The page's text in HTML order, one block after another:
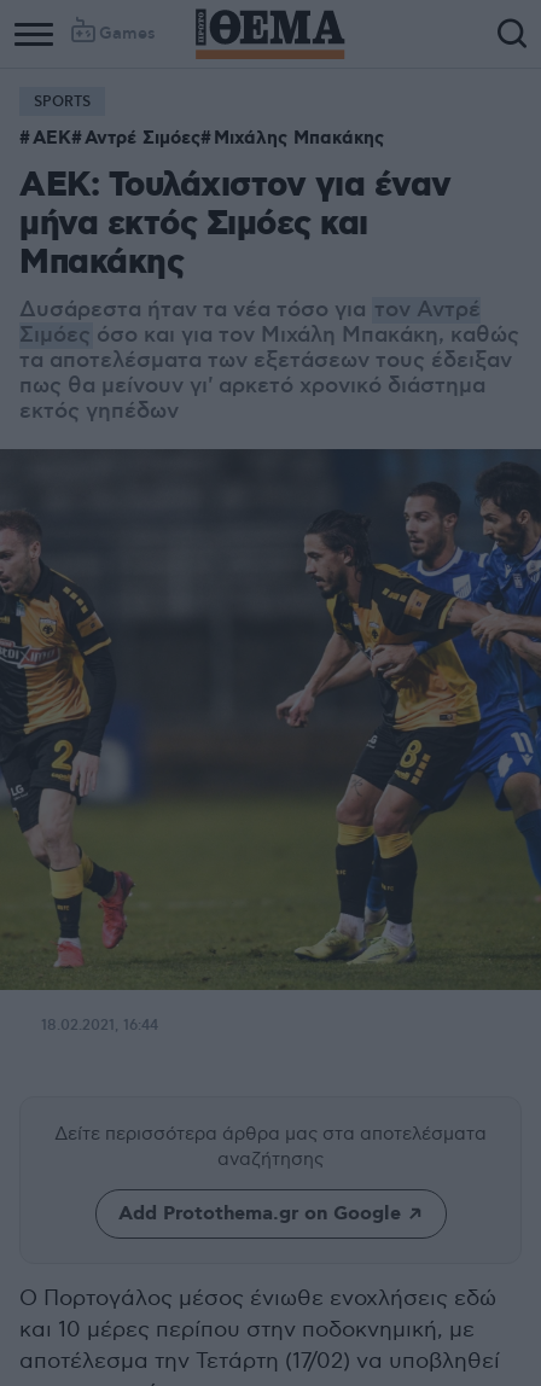
Games
SPORTS
ΑΕΚ Αντρέ Σιμόες Μιχάλης Μπακάκης
ΑΕΚ: Τουλάχιστον για έναν
μήνα εκτός Σιμόες και
Μπακάκης
Δυσάρεστα ήταν τα νέα τόσο για τον Αντρέ
Σιμόες όσο και για τον Μιχάλη Μπακάκη, καθώς
τα αποτελέσματα των εξετάσεων τους έδειξαν
πως θα μείνουν γι' αρκετό χρονικό διάστημα
εκτός γηπέδων
18.02.2021, 16:44
Δείτε περισσότερα άρθρα μας στα αποτελέσματα
αναζήτησης
Add Protothema.gr on Google
Ο Πορτογάλος μέσος ένιωθε ενοχλήσεις εδώ
και 10 μέρες περίπου στην ποδοκνημική, με
αποτέλεσμα την Τετάρτη (17/02) να υποβληθεί